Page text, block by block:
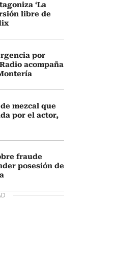
‘La
libre de
por
acompaña
mezcal que
por el actor,
fraude
posesión de